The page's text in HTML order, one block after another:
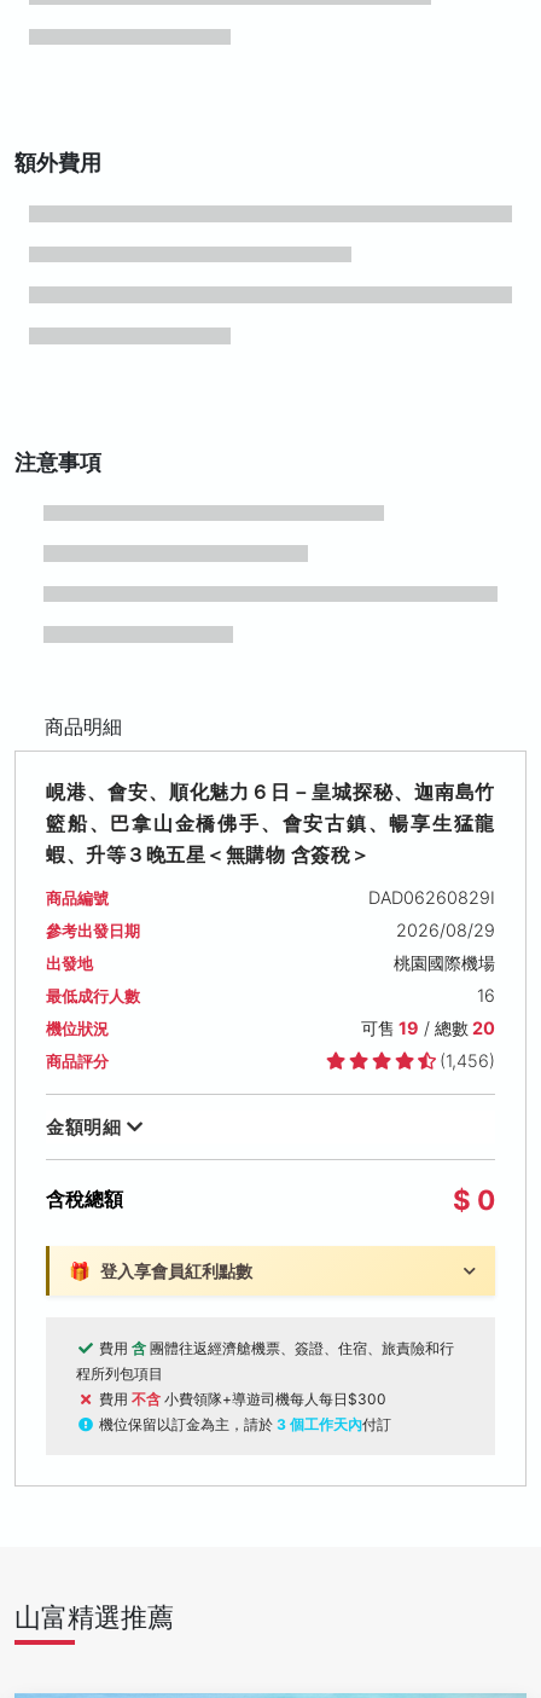
額外費用
注意事項
商品明細
峴港、會安、順化魅力６日－皇城探秘、迦南島竹
籃船、巴拿山金橋佛手、會安古鎮、暢享生猛龍
蝦、升等３晚五星＜無購物 含簽稅＞
商品編號 DAD06260829I
參考出發日期 2026/08/29
出發地 桃園國際機場
最低成行人數 16
機位狀況 可售 19 / 總數20
商品評分 (1,456)
金額明細
含稅總額 $ 0
🎁 登入享會員紅利點數
費用 含 團體往返經濟艙機票、簽證、住宿、旅責險和行
程所列包項目
費用 不含 小費領隊+導遊司機每人每日$300
機位保留以訂金為主，請於 3 個工作天內付訂
山富精選推薦